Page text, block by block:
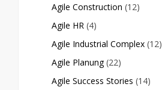
Agile Construction (12)
Agile HR (4)
Agile Industrial Complex (12)
Agile Planung (22)
Agile Success Stories (14)